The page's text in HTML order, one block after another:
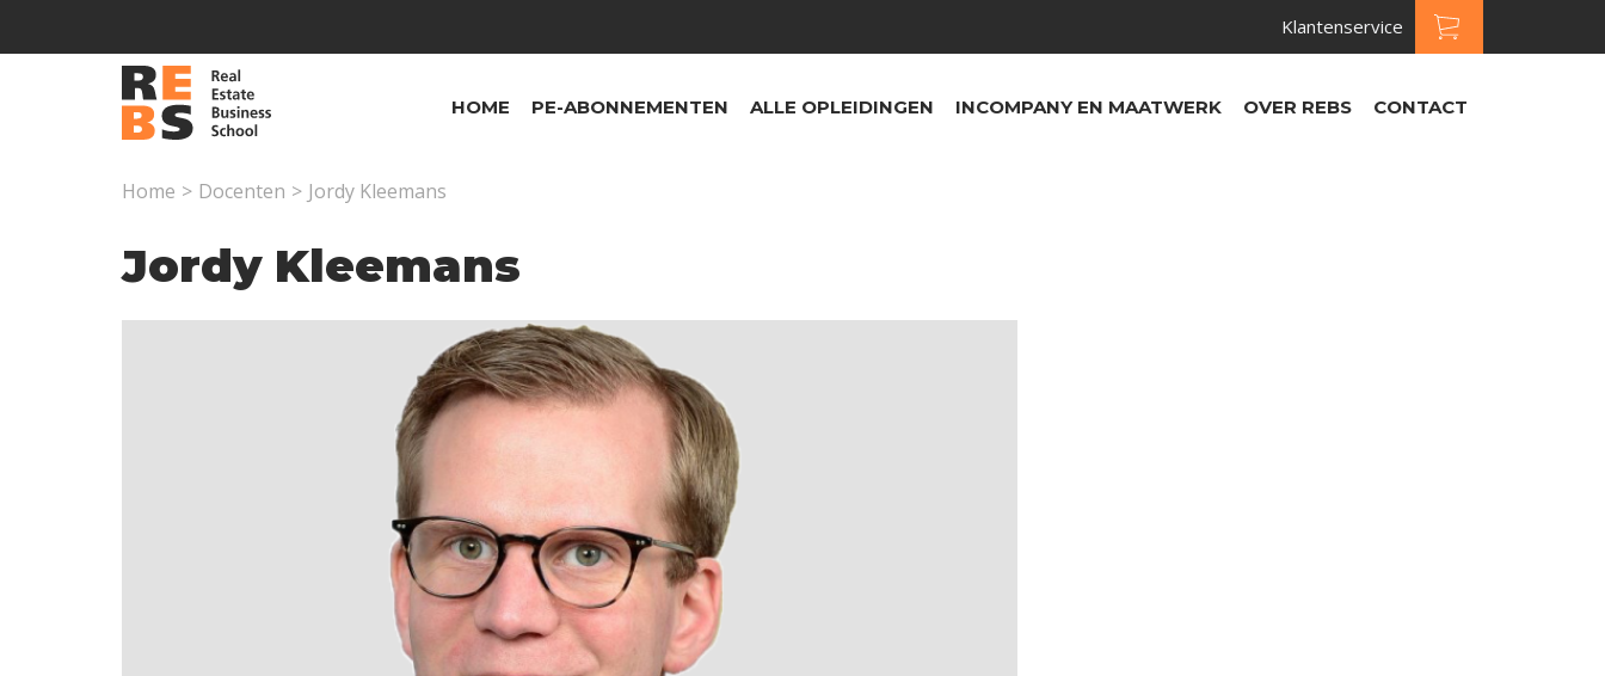
Klantenservice
HOME PE-ABONNEMENTEN ALLE OPLEIDINGEN INCOMPANY EN MAATWERK OVER REBS CONTACT
Home > Docenten > Jordy Kleemans
Jordy Kleemans